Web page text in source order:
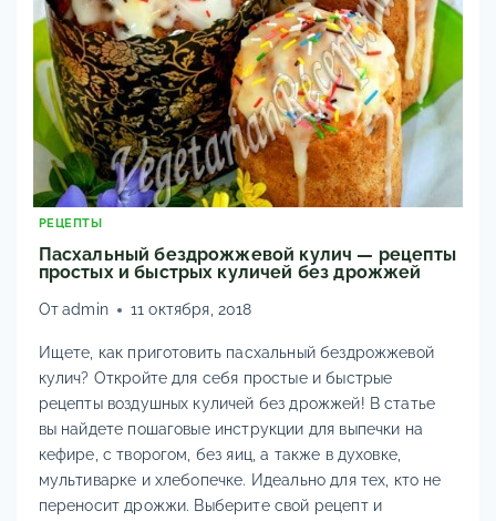
БЕЗ
ВЫПЕЧКИ
РЕЦЕПТЫ
Пасхальный бездрожжевой кулич — рецепты
простых и быстрых куличей без дрожжей
Отadmin 11 октября, 2018
Ищете, как приготовить пасхальный бездрожжевой
кулич? Откройте для себя простые и быстрые
рецепты воздушных куличей без дрожжей! В статье
вы найдете пошаговые инструкции для выпечки на
кефире, с творогом, без яиц, а также в духовке,
мультиварке и хлебопечке. Идеально для тех, кто не
переносит дрожжи. Выберите свой рецепт и